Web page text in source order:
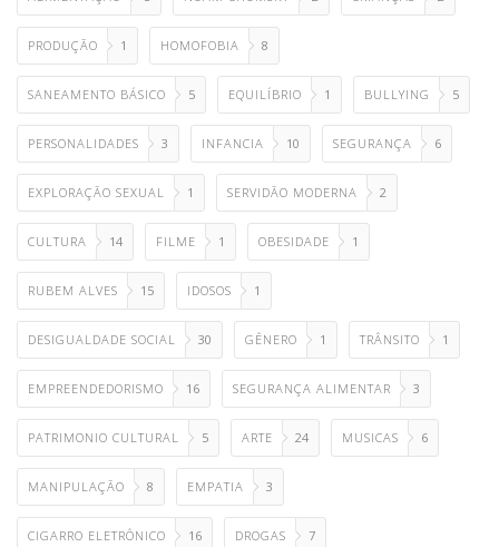
PRODUÇÃO 1 HOMOFOBIA 8
SANEAMENTO BÁSICO 5 EQUILÍBRIO 1 BULLYING 5
PERSONALIDADES 3 INFANCIA 10 SEGURANÇA 6
EXPLORAÇÃO SEXUAL 1 SERVIDÃO MODERNA 2
CULTURA 14 FILME 1 OBESIDADE 1
RUBEM ALVES 15 IDOSOS 1
DESIGUALDADE SOCIAL 30 GÊNERO 1 TRÂNSITO 1
EMPREENDEDORISMO 16 SEGURANÇA ALIMENTAR 3
PATRIMONIO CULTURAL 5 ARTE 24 MUSICAS 6
MANIPULAÇÃO 8 EMPATIA 3
CIGARRO ELETRÔNICO 16 DROGAS 7